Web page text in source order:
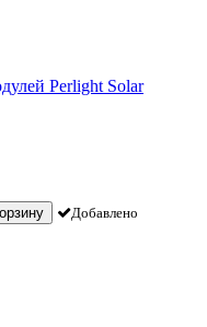
Perlight Solar
Добавлено